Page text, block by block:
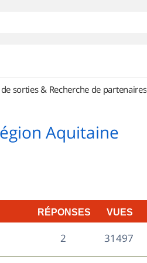
sorties & Recherche de partenaires
Aquitaine
RÉPONSES VUES
2R
é
31497V
u